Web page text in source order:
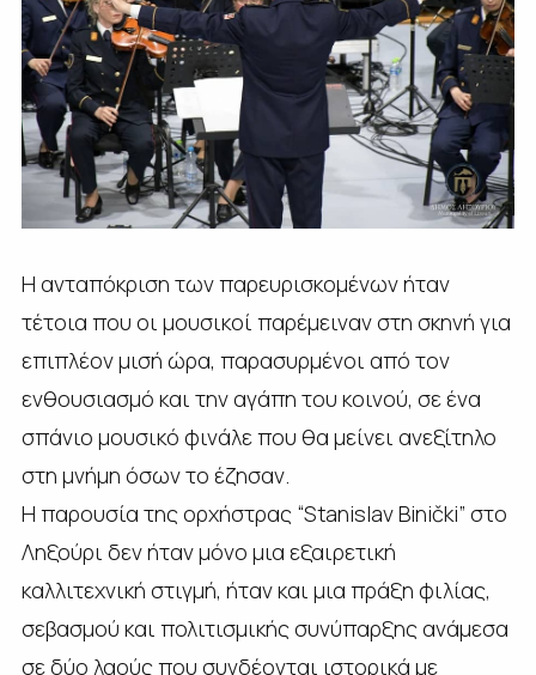
Η ανταπόκριση των παρευρισκομένων ήταν
τέτοια που οι μουσικοί παρέμειναν στη σκηνή για
επιπλέον μισή ώρα, παρασυρμένοι από τον
ενθουσιασμό και την αγάπη του κοινού, σε ένα
σπάνιο μουσικό φινάλε που θα μείνει ανεξίτηλο
στη μνήμη όσων το έζησαν.
Η παρουσία της ορχήστρας “Stanislav Binički” στο
Ληξούρι δεν ήταν μόνο μια εξαιρετική
καλλιτεχνική στιγμή, ήταν και μια πράξη φιλίας,
σεβασμού και πολιτισμικής συνύπαρξης ανάμεσα
σε δύο λαούς που συνδέονται ιστορικά με